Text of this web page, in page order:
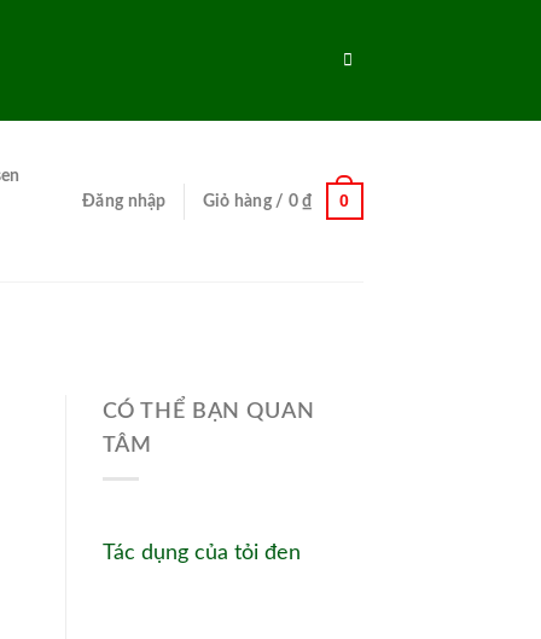
Đăng nhập
Giỏ hàng / 0₫ 0
CÓ THỂ BẠN QUAN
TÂM
Tác dụng của tỏi đen